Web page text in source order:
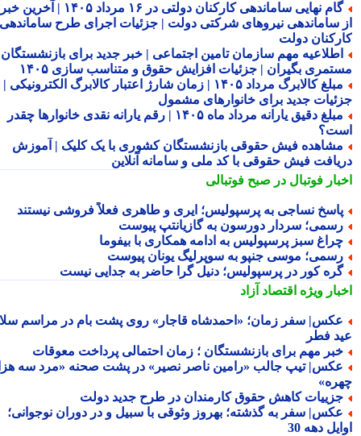
گام نهایی ساماندهی کارکنان دولتی در ۱۶ مرداد ۱۴۰۵ | آخرین خبر
ساماندهی نیروهای شرکتی دولت | جزئیات اجرای طرح ساماندهی
دولت
مهم سازمان تامین اجتماعی | خبر جدید برای بازنشستگان و
بگیران | جزئیات افزایش حقوق و متناسب سازی ۱۴۰۵
مبلغ کالابرگ مرداد ۱۴۰۵ | زمان شارژ اعتبار کالابرگ الکترونیکی |
جدید برای خانوارهای مشمول
مبلغ دقیق یارانه مرداد ماه ۱۴۰۵ | رقم یارانه نقدی خانوارها چقدر
فیش حقوقی بازنشستگان کشوری با یک کلیک | آموزش
فیش حقوقی با کد ملی و سامانه آنلاین
فوتبال در صبح فوتبالی
نساجی به پرسپولیس؛ ایری و طاهری فعلاً فروشی نیستند
سردار دورسون به گازیانتپ پیوست
سبز پرسپولیس به ادامه همکاری با بیفوما
موسی جنپو به سوپرلیگ یونان پیوست
کور در پرسپولیس؛ دنیل گرا حاضر به جدایی نیست
ویژهاقتصاد آزاد
سفر زمان؛ «احمدشاه قاجار» روی پشت بام در مراسم سلام
فطر
مهم برای بازنشستگان ؛ زمان احتمالی پرداخت معوقات
تیپ جالب «رامین ناصر نصیر» در پشت صحنه «مرد سه هزار
کاهش حقوق کارمندان در طرح جدید دولت
سفر به گذشته؛ بهروز وثوقی با سبیل و در دوران نوجوانی؛
دهه 30